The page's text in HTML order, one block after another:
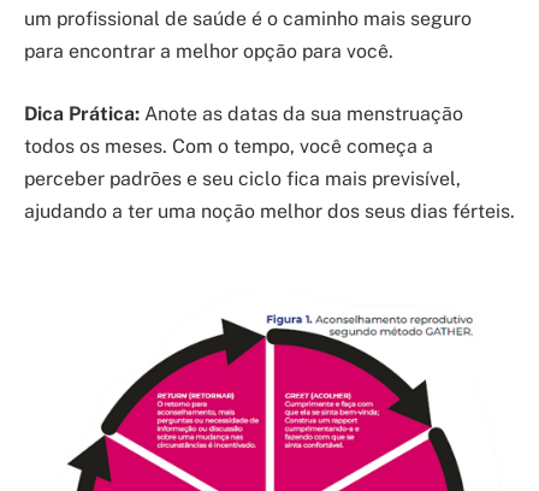
um profissional de saúde é o caminho mais seguro
para encontrar a melhor opção para você.
Dica Prática: Anote as datas da sua menstruação
todos os meses. Com o tempo, você começa a
perceber padrões e seu ciclo fica mais previsível,
ajudando a ter uma noção melhor dos seus dias férteis.